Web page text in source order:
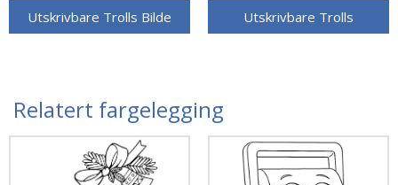
Utskrivbare Trolls Bilde Utskrivbare Trolls
Relatert fargelegging